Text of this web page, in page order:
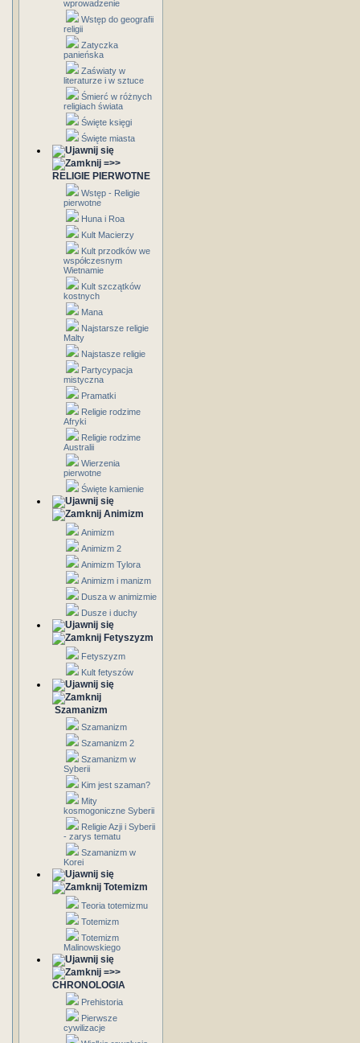
wprowadzenie
Wstęp do geografii
religii
Zatyczka
panieńska
Zaświaty w
literaturze i w sztuce
Śmierć w różnych
religiach świata
Święte księgi
Święte miasta
=>>
RELIGIE PIERWOTNE
Wstęp - Religie
pierwotne
Huna i Roa
Kult Macierzy
Kult przodków we
współczesnym
Wietnamie
Kult szczątków
kostnych
Mana
Najstarsze religie
Malty
Najstasze religie
Partycypacja
mistyczna
Pramatki
Religie rodzime
Afryki
Religie rodzime
Australii
Wierzenia
pierwotne
Święte kamienie
Animizm
Animizm
Animizm 2
Animizm Tylora
Animizm i manizm
Dusza w animizmie
Dusze i duchy
Fetyszyzm
Fetyszyzm
Kult fetyszów
Szamanizm
Szamanizm
Szamanizm 2
Szamanizm w
Syberii
Kim jest szaman?
Mity
kosmogoniczne Syberii
Religie Azji i Syberii
- zarys tematu
Szamanizm w
Korei
Totemizm
Teoria totemizmu
Totemizm
Totemizm
Malinowskiego
=>>
CHRONOLOGIA
Prehistoria
Pierwsze
cywilizacje